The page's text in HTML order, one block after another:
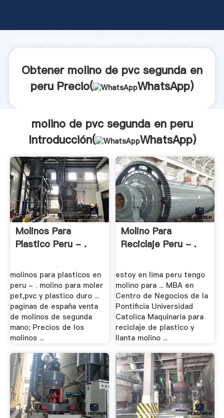
fuerte capacidad de producción, fuerza de
molino de pvc segunda en peru proveedor crea el
Obtener molino de pvc segunda en
peru Precio(
WhatsApp)
molino de pvc segunda en peru
Introducción(
WhatsApp)
Molinos Para
Plastico Peru - .
molinos para plasticos en
peru - . molino para moler
pet,pvc y plastico duro ...
paginas de españa venta
de molinos de segunda
mano; Precios de los
molinos ...
Molino Para
Reciclaje Peru - .
estoy en lima peru tengo
molino para ... MBA en
Centro de Negocios de la
Pontificia Universidad
Catolica Maquinaria para
reciclaje de plastico y
llanta molino ...